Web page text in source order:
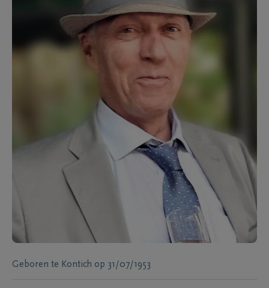
Geboren te Kontich op 31/07/1953